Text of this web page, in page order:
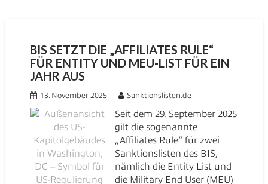
BIS SETZT DIE „AFFILIATES RULE“
FÜR ENTITY UND MEU-LIST FÜR EIN
JAHR AUS
13. November 2025 Sanktionslisten.de
Seit dem 29. September 2025
gilt die sogenannte
„Affiliates Rule“ für zwei
Sanktionslisten des BIS,
nämlich die Entity List und
die Military End User (MEU)